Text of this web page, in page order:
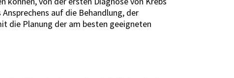
auf die Behandlung, der
die Planung der am besten geeigneten